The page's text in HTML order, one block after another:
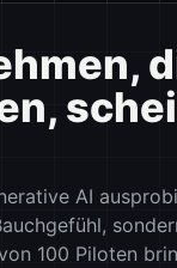
AI
100 Piloten